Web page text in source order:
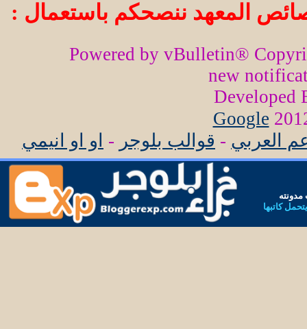
المعهد ننصحكم باستعمال :
Powered by vBulletin®
new
Developed
Google
العربي - قوالب بلوجر - او او انيمي
مدونته
كاتبها